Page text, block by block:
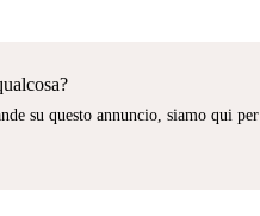
su questo annuncio, siamo qui per